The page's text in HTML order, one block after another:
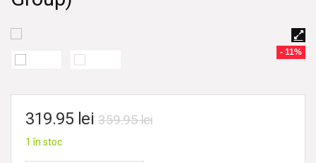
- 11%
359.95lei
319.95 lei
1 în stoc